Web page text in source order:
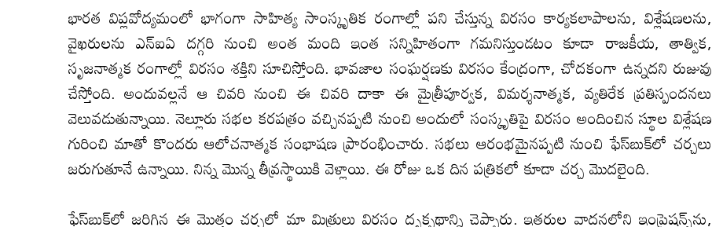
భార‌త విప్ల‌వోద్య‌మంలో భాగంగా సాహిత్య సాంస్కృతిక రంగాల్లో ప‌ని చేస్తున్న విర‌సం కార్య‌క‌లాపాల‌ను, విశ్లేష‌ణ‌ల‌ను,
వైఖ‌రుల‌ను ఎన్ఐఏ ద‌గ్గ‌రి నుంచి అంత మంది ఇంత స‌న్నిహితంగా గ‌మ‌నిస్తుండ‌టం కూడా రాజ‌కీయ‌, తాత్విక‌,
సృజ‌నాత్మ‌క రంగాల్లో విర‌సం శ‌క్తిని సూచిస్తోంది. భావ‌జాల సంఘ‌ర్ష‌ణ‌కు విర‌సం కేంద్రంగా, చోద‌కంగా ఉన్న‌ద‌ని రుజువు
చేస్తోంది. అందువ‌ల్ల‌నే ఆ చివ‌రి నుంచి ఈ చివ‌రి దాకా ఈ మైత్రీపూర్వ‌క‌, విమ‌ర్శ‌నాత్మ‌క‌, వ్య‌తిరేక ప్ర‌తిస్పంద‌న‌లు
వెలువ‌డుతున్నాయి. నెల్లూరు స‌భ‌ల క‌ర‌ప‌త్రం వ‌చ్చిన‌ప్ప‌టి నుంచి అందులో సంస్కృతిపై విర‌సం అందించిన స్థూల విశ్లేష‌ణ
గురించి మాతో కొంద‌రు ఆలోచ‌నాత్మ‌క సంభాష‌ణ ప్రారంభించారు. స‌భ‌లు ఆరంభ‌మైన‌ప్ప‌టి నుంచి ఫేస్‌బుక్‌లో చ‌ర్చ‌లు
జ‌రుగుతూనే ఉన్నాయి. నిన్న మొన్న తీవ్ర‌స్థాయికి వెళ్లాయి. ఈ రోజు ఒక దిన ప‌త్రిక‌లో కూడా చ‌ర్చ‌ మొద‌లైంది.
ఫేస్‌బుక్‌లో జ‌రిగిన ఈ మొత్తం చ‌ర్చ‌లో మా మిత్రులు విర‌సం దృక్ప‌థాన్ని చెప్పారు. ఇత‌రుల వాద‌న‌ల్లోని ఇంప్రెష‌న్స్‌ను,